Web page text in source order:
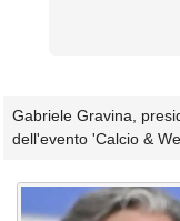
Gabriele Gravina,
dell'evento 'Calcio &